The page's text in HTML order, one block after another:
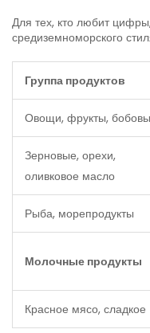
Для тех, кто любит
средиземноморского
Группа продуктов
Овощи, фрукты,
Зерновые, орехи,
оливковое масло
Рыба, морепродукты
Молочные продукты
Красное мясо, сладкое